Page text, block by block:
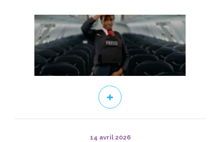
14 avril 2026